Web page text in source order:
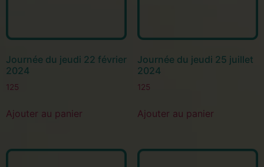
Journée du jeudi 22 février
2024
125
Ajouter au panier
Journée du jeudi 25 juillet
2024
125
Ajouter au panier